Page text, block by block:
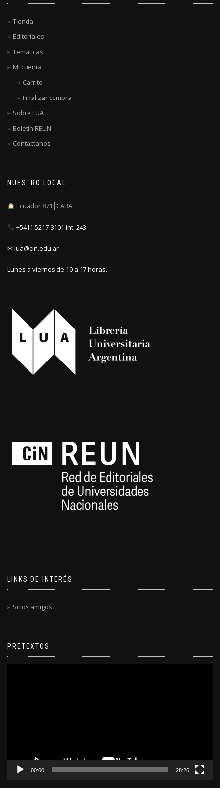
Tienda
Editoriales
Temáticas
Mi cuenta
Carrito
Finalizar compra
Sobre LUA
Boletín REUN
Contactanos
NUESTRO LOCAL
Ecuador 871┃CABA
+5411 5217-3101 int. 243
✉ lua@cin.edu.ar
Lunes a viernes de 10 a 17 horas.
LINKS DE INTERÉS
Sitios amigos
PRETEXTOS
00:00 28:26